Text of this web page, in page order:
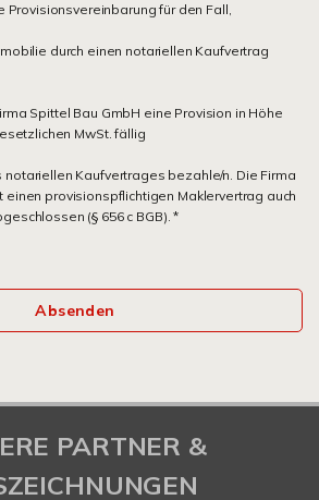
Provisionsvereinbarung für den Fall,
durch einen notariellen Kaufvertrag
Spittel Bau GmbH eine Provision in Höhe
MwSt. fällig
notariellen Kaufvertrages bezahle/n. Die Firma
einen provisionspflichtigen Maklervertrag auch
(§ 656 c BGB). *
Absenden
PARTNER &